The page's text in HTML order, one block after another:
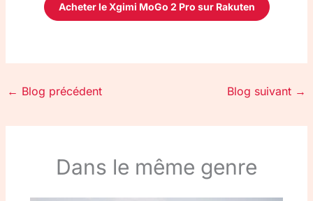
Acheter le Xgimi MoGo 2 Pro sur Rakuten
← Blog précédent Blog suivant →
Dans le même genre